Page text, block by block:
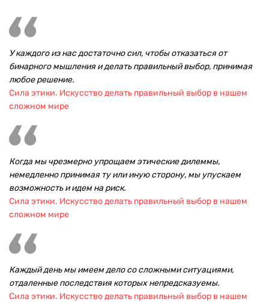
У каждого из нас достаточно сил, чтобы отказаться от
бинарного мышления и делать правильный выбор, принимая
любое решение.
Сила этики. Искусство делать правильный выбор в нашем
сложном мире
Когда мы чрезмерно упрощаем этические дилеммы,
немедленно принимая ту или иную сторону, мы упускаем
возможность и идем на риск.
Сила этики. Искусство делать правильный выбор в нашем
сложном мире
Каждый день мы имеем дело со сложными ситуациями,
отдаленные последствия которых непредсказуемы.
Сила этики. Искусство делать правильный выбор в нашем